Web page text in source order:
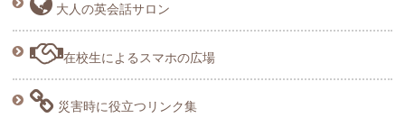
大人の英会話サロン
在校生によるスマホの広場
災害時に役立つリンク集